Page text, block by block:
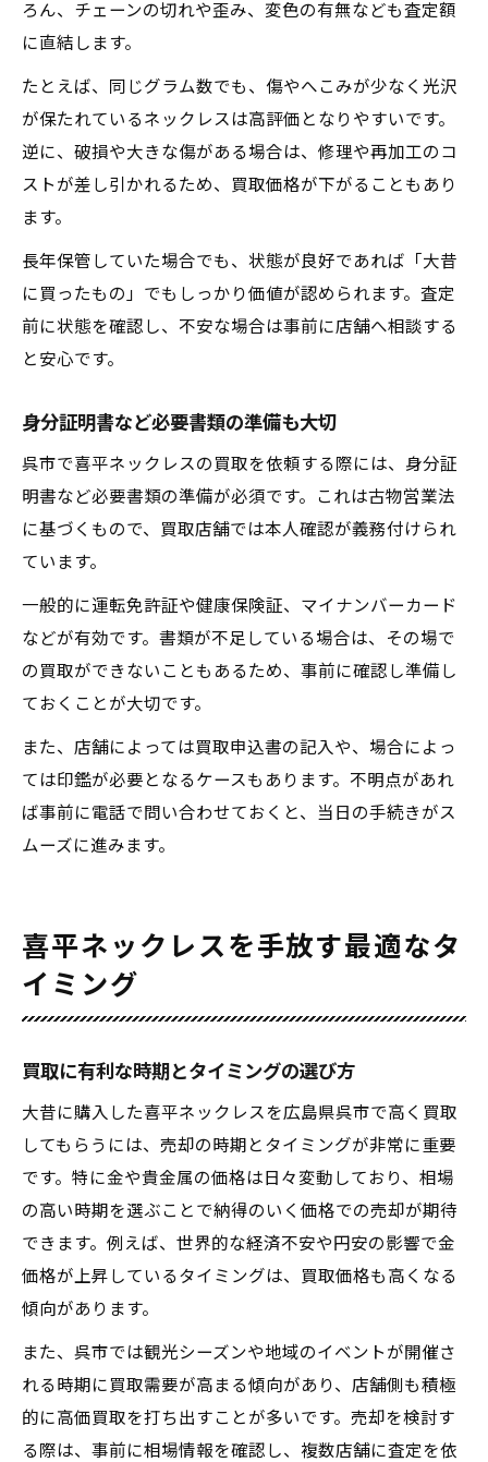
ろん、チェーンの切れや歪み、変色の有無なども査定額
に直結します。
たとえば、同じグラム数でも、傷やへこみが少なく光沢
が保たれているネックレスは高評価となりやすいです。
逆に、破損や大きな傷がある場合は、修理や再加工のコ
ストが差し引かれるため、買取価格が下がることもあり
ます。
長年保管していた場合でも、状態が良好であれば「大昔
に買ったもの」でもしっかり価値が認められます。査定
前に状態を確認し、不安な場合は事前に店舗へ相談する
と安心です。
身分証明書など必要書類の準備も大切
呉市で喜平ネックレスの買取を依頼する際には、身分証
明書など必要書類の準備が必須です。これは古物営業法
に基づくもので、買取店舗では本人確認が義務付けられ
ています。
一般的に運転免許証や健康保険証、マイナンバーカード
などが有効です。書類が不足している場合は、その場で
の買取ができないこともあるため、事前に確認し準備し
ておくことが大切です。
また、店舗によっては買取申込書の記入や、場合によっ
ては印鑑が必要となるケースもあります。不明点があれ
ば事前に電話で問い合わせておくと、当日の手続きがス
ムーズに進みます。
喜平ネックレスを手放す最適なタ
イミング
買取に有利な時期とタイミングの選び方
大昔に購入した喜平ネックレスを広島県呉市で高く買取
してもらうには、売却の時期とタイミングが非常に重要
です。特に金や貴金属の価格は日々変動しており、相場
の高い時期を選ぶことで納得のいく価格での売却が期待
できます。例えば、世界的な経済不安や円安の影響で金
価格が上昇しているタイミングは、買取価格も高くなる
傾向があります。
また、呉市では観光シーズンや地域のイベントが開催さ
れる時期に買取需要が高まる傾向があり、店舗側も積極
的に高価買取を打ち出すことが多いです。売却を検討す
る際は、事前に相場情報を確認し、複数店舗に査定を依